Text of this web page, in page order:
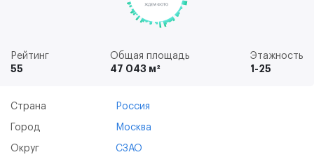
Рейтинг
55
Общая площадь
47 043 м²
Этажность
1-25
Страна Россия
Город Москва
Округ СЗАО